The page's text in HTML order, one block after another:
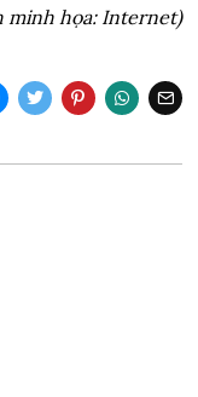
minh họa: Internet)